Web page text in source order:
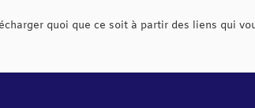
quoi que ce soit à partir des liens qui